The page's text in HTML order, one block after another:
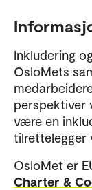
Inkludering
OsloMets
perspektiver
være en
tilrettelegger
OsloMet er
Charter &